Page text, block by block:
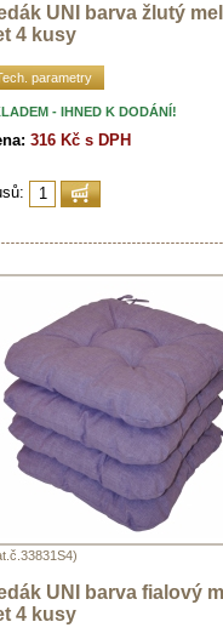
UNI barva žlutý
4 kusy
parametry
- IHNED K DODÁNÍ!
316 Kč s DPH
UNI barva fialový
4 kusy